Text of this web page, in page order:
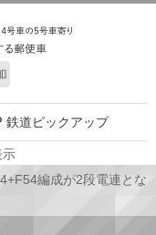
示
鉄道ピックアップ
編成が2段電連とな